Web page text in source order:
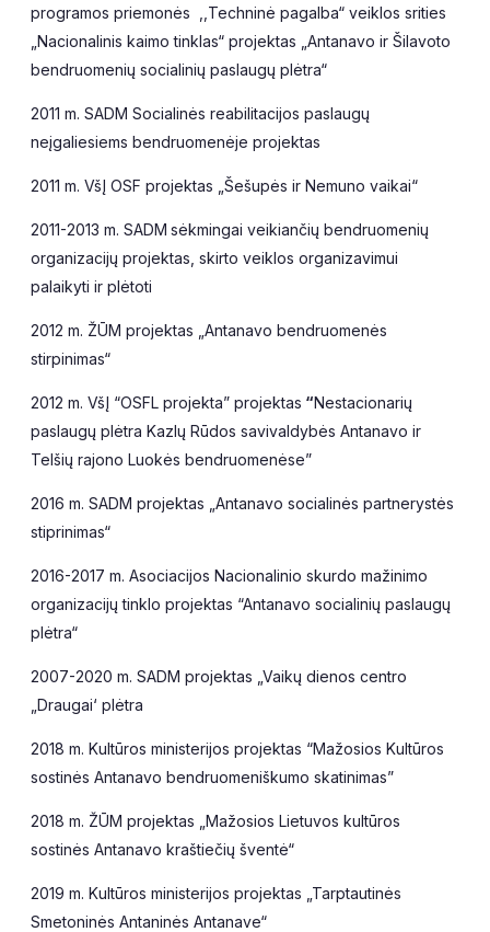
programos priemonės ,,Techninė pagalba“ veiklos srities
„Nacionalinis kaimo tinklas“ projektas „Antanavo ir Šilavoto
bendruomenių socialinių paslaugų plėtra“
2011 m. SADM Socialinės reabilitacijos paslaugų
neįgaliesiems bendruomenėje projektas
2011 m. VšĮ OSF projektas „Šešupės ir Nemuno vaikai“
2011-2013 m. SADM sėkmingai veikiančių bendruomenių
organizacijų projektas, skirto veiklos organizavimui
palaikyti ir plėtoti
2012 m. ŽŪM projektas „Antanavo bendruomenės
stirpinimas“
2012 m. VšĮ “OSFL projekta” projektas “Nestacionarių
paslaugų plėtra Kazlų Rūdos savivaldybės Antanavo ir
Telšių rajono Luokės bendruomenėse”
2016 m. SADM projektas „Antanavo socialinės partnerystės
stiprinimas“
2016-2017 m. Asociacijos Nacionalinio skurdo mažinimo
organizacijų tinklo projektas “Antanavo socialinių paslaugų
plėtra“
2007-2020 m. SADM projektas „Vaikų dienos centro
„Draugai‘ plėtra
2018 m. Kultūros ministerijos projektas “Mažosios Kultūros
sostinės Antanavo bendruomeniškumo skatinimas”
2018 m. ŽŪM projektas „Mažosios Lietuvos kultūros
sostinės Antanavo kraštiečių šventė“
2019 m. Kultūros ministerijos projektas „Tarptautinės
Smetoninės Antaninės Antanave“